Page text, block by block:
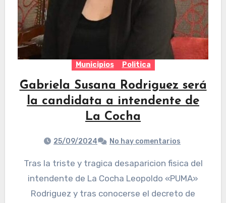
Municipios Politica
Gabriela Susana Rodriguez será
la candidata a intendente de
La Cocha
25/09/2024 No hay comentarios
Tras la triste y tragica desaparicion fisica del
intendente de La Cocha Leopoldo «PUMA»
Rodriguez y tras conocerse el decreto de